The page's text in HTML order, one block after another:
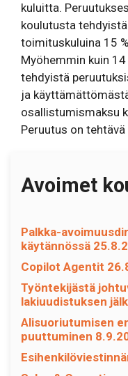
kuluitta.
koulutusta
toimituskuluina 15
Myöhemmin kuin
tehdyistä
ja
osallistumismaksu
Peruutus on
Avoimet
Palkka-
käytännössä
Copilot Agentit
Työntekijästä
lakiuudistuksen
Alisuoriutumisen
puuttuminen